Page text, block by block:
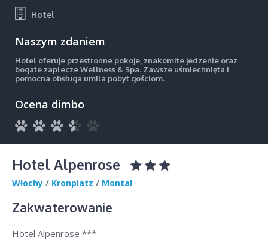
Hotel
Naszym zdaniem
Hotel oferuje przestronne pokoje, znakomite jedzenie oraz
bogate zaplecze Wellness & Spa. Zawsze uśmiechnięta i
pomocna obsługa umila pobyt gościom.
Ocena dimbo
Hotel Alpenrose
Włochy / Kronplatz / Montal
Zakwaterowanie
Hotel Alpenrose ***